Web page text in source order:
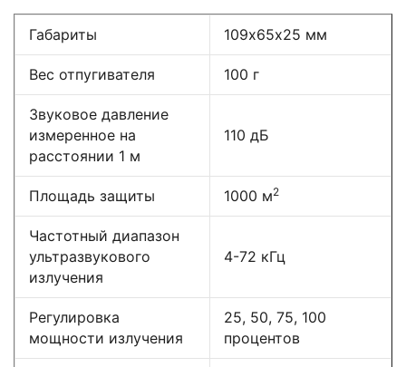
Габариты 109х65х25 мм
Вес отпугивателя 100 г
Звуковое давление
измеренное на
расстоянии 1 м
110 дБ
Площадь защиты 1000 м2
Частотный диапазон
ультразвукового
излучения
4-72 кГц
Регулировка
мощности излучения
25, 50, 75, 100
процентов